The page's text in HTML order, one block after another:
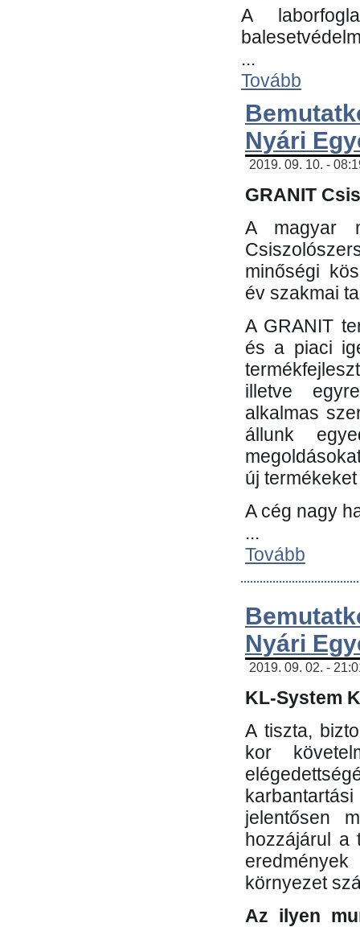
A
...
Tovább
Nyári
2019. 09. 10. -
GRANIT
A magyar
minőségi
év szakmai
A GRANIT
és a piaci
illetve
alkalmas
állunk
új
A cég nagy
...
Tovább
Nyári
2019. 09. 02. -
KL-System
A tiszta,
kor
jelentősen
hozzájárul a
környezet
Az ilyen